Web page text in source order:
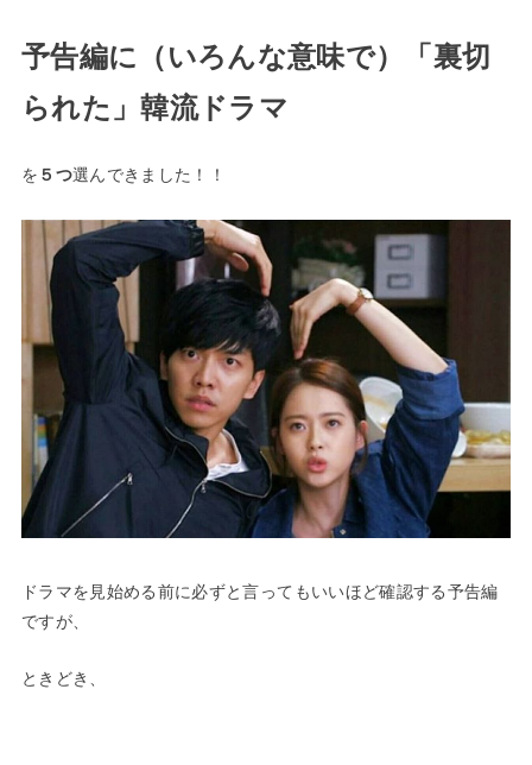
予告編に（いろんな意味で）「裏切
られた」韓流ドラマ
を ５つ選んできました！！
ドラマを見始める前に必ずと言ってもいいほど確認する予告編
ですが、
ときどき、